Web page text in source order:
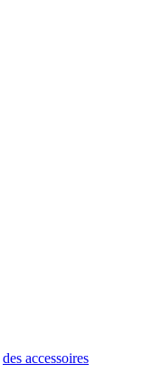
des accessoires